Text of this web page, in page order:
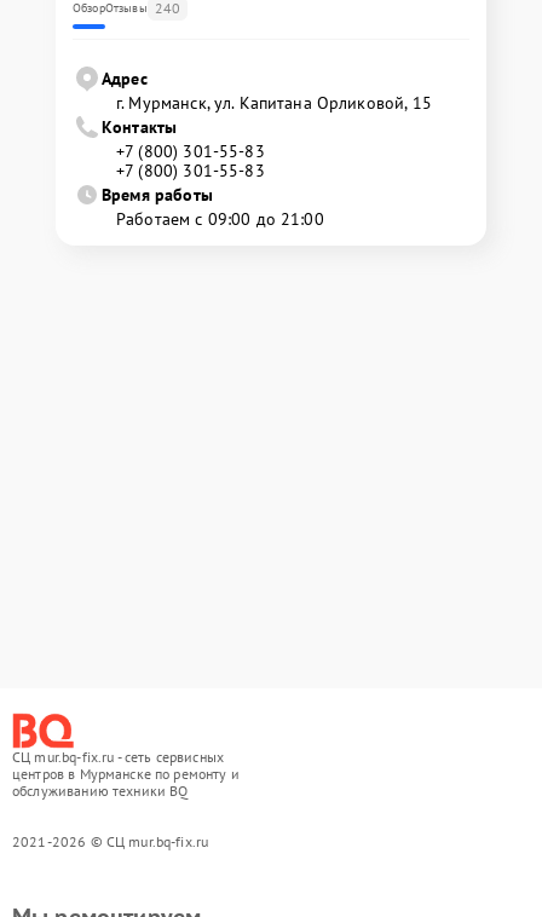
ОбзорОтзывы 240
Адрес
г. Мурманск, ул. Капитана Орликовой, 15
Контакты
+7 (800) 301-55-83
+7 (800) 301-55-83
Время работы
Работаем с 09:00 до 21:00
СЦ mur.bq-fix.ru - сеть сервисных
центров в Мурманске по ремонту и
обслуживанию техники BQ
2021-2026 © СЦ mur.bq-fix.ru